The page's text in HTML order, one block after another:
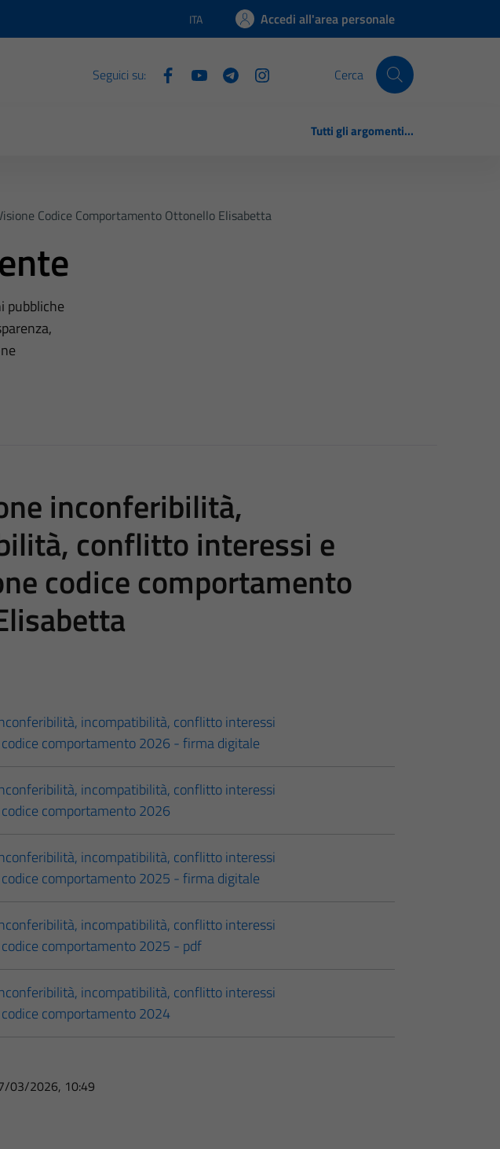
Lingua attiva:
ITA Accedi all'area personale
Seguici su: Cerca
Tutti gli argomenti...
Codice Comportamento Ottonello Elisabetta
pubbliche
inconferibilità,
conflitto interessi e
codice comportamento
incompatibilità, conflitto interessi
comportamento 2026 - firma digitale
incompatibilità, conflitto interessi
comportamento 2026
incompatibilità, conflitto interessi
comportamento 2025 - firma digitale
incompatibilità, conflitto interessi
comportamento 2025 - pdf
incompatibilità, conflitto interessi
comportamento 2024
03/2026, 10:49